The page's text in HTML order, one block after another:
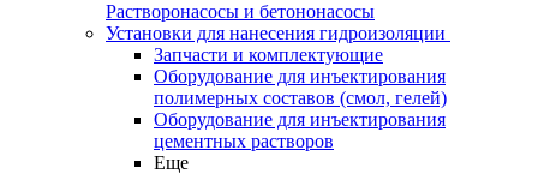
Растворонасосы и бетононасосы
Установки для нанесения гидроизоляции
Запчасти и комплектующие
Оборудование для инъектирования
полимерных составов (смол, гелей)
Оборудование для инъектирования
цементных растворов
Еще